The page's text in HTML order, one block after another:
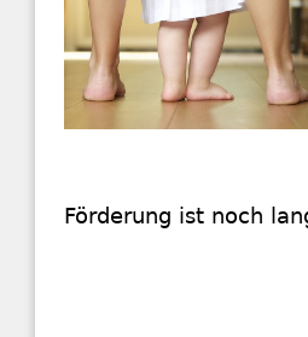
Förderung ist noch